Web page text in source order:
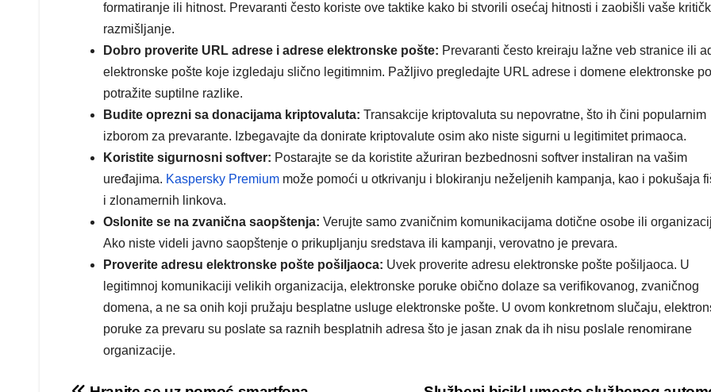
formatiranje ili hitnost. Prevaranti često koriste ove taktike kako bi stvorili osećaj hitnosti i zaobišli vaše
razmišljanje.
Dobro proverite URL adrese i adrese elektronske pošte: Prevaranti često kreiraju lažne veb stranice ili
elektronske pošte koje izgledaju slično legitimnim. Pažljivo pregledajte URL adrese i domene elektronske
potražite suptilne razlike.
Budite oprezni sa donacijama kriptovaluta: Transakcije kriptovaluta su nepovratne, što ih čini popularnim
izborom za prevarante. Izbegavajte da donirate kriptovalute osim ako niste sigurni u legitimitet primaoca.
Koristite sigurnosni softver: Postarajte se da koristite ažuriran bezbednosni softver instaliran na vašim
uređajima. Kaspersky Premium može pomoći u otkrivanju i blokiranju neželjenih kampanja, kao i pokušaja
i zlonamernih linkova.
Oslonite se na zvanična saopštenja: Verujte samo zvaničnim komunikacijama dotične osobe ili
Ako niste videli javno saopštenje o prikupljanju sredstava ili kampanji, verovatno je prevara.
Proverite adresu elektronske pošte pošiljaoca: Uvek proverite adresu elektronske pošte pošiljaoca. U
legitimnoj komunikaciji velikih organizacija, elektronske poruke obično dolaze sa verifikovanog, zvaničnog
domena, a ne sa onih koji pružaju besplatne usluge elektronske pošte. U ovom konkretnom slučaju,
poruke za prevaru su poslate sa raznih besplatnih adresa što je jasan znak da ih nisu poslale renomirane
organizacije.